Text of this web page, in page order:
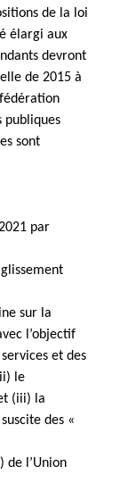
de la loi
élargi aux
devront
de 2015 à
publiques
sont
par
sur la
l’objectif
et des
le
(iii) la
des «
de l’Union